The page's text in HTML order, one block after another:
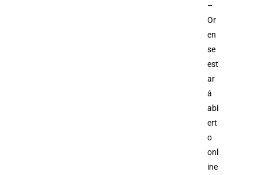
–
Or
en
se
est
ar
á
abi
ert
o
onl
ine